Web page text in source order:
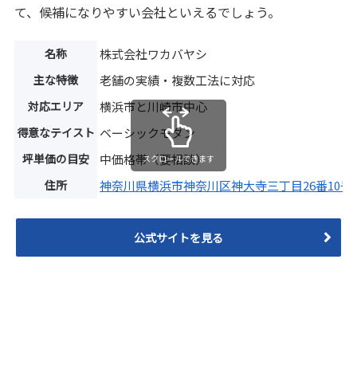
て、候補になりやすい会社といえるでしょう。
名称 株式会社ワカバヤシ
主な特徴 老舗の実績・複数工法に対応
対応エリア 横浜市と川崎市中心
得意なテイスト ベーシックモダン
坪単価の目安 中価格帯（要相談）
住所 神奈川県横浜市神奈川区神大寺三丁目26番10号
スクロールできます
公式サイトを見る